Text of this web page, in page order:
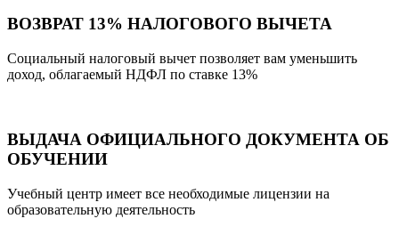
ВОЗВРАТ 13% НАЛОГОВОГО ВЫЧЕТА
Социальный налоговый вычет позволяет вам уменьшить
доход, облагаемый НДФЛ по ставке 13%
ВЫДАЧА ОФИЦИАЛЬНОГО ДОКУМЕНТА ОБ
ОБУЧЕНИИ
Учебный центр имеет все необходимые лицензии на
образовательную деятельность